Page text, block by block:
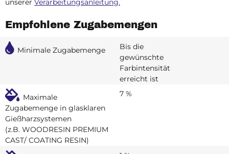
Empfohlene Zugabemengen
Minimale Zugabemenge
Bis die
gewünschte
Farbintensität
erreicht ist
Maximale
Zugabemenge in glasklaren
Gießharzsystemen
(z.B. WOODRESIN PREMIUM
CAST/ COATING RESIN)
7 %